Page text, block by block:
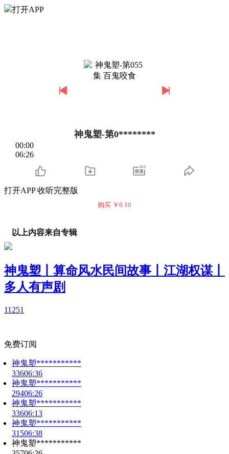
打开APP
神鬼塑-第0********
00:00
06:26
打开APP 收听完整版
购买 ￥ 0.10
以上内容来自专辑
神鬼塑丨算命风水民间故事丨江湖权谋丨
多人有声剧
11251
免费订阅
神鬼塑***********
33606:36
神鬼塑***********
29406:26
神鬼塑***********
33606:13
神鬼塑***********
31506:38
神鬼塑***********